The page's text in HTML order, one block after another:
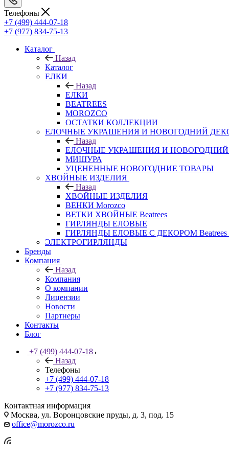
Телефоны
+7 (499) 444-07-18
+7 (977) 834-75-13
Каталог
Назад
Каталог
ЕЛКИ
Назад
ЕЛКИ
BEATREES
MOROZCO
ОСТАТКИ КОЛЛЕКЦИИ
ЕЛОЧНЫЕ УКРАШЕНИЯ И НОВОГОДНИЙ
Назад
ЕЛОЧНЫЕ УКРАШЕНИЯ И НОВОГОДНИЙ
МИШУРА
УЦЕНЕННЫЕ НОВОГОДНИЕ ТОВАРЫ
ХВОЙНЫЕ ИЗДЕЛИЯ
Назад
ХВОЙНЫЕ ИЗДЕЛИЯ
ВЕНКИ Morozco
ВЕТКИ ХВОЙНЫЕ Beatrees
ГИРЛЯНДЫ ЕЛОВЫЕ
ГИРЛЯНДЫ ЕЛОВЫЕ С ДЕКОРОМ Beatrees
ЭЛЕКТРОГИРЛЯНДЫ
Бренды
Компания
Назад
Компания
О компании
Лицензии
Новости
Партнеры
Контакты
Блог
+7 (499) 444-07-18
Назад
Телефоны
+7 (499) 444-07-18
+7 (977) 834-75-13
Контактная информация
Москва, ул. Воронцовские пруды, д. 3, под. 15
office@morozco.ru